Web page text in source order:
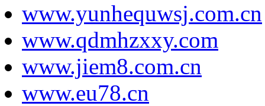
www.yunhequwsj.com.cn
www.qdmhzxxy.com
www.jiem8.com.cn
www.eu78.cn